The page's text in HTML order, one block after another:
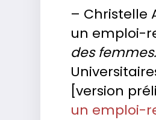
– Christelle
un emploi-
des
[version
un emploi-